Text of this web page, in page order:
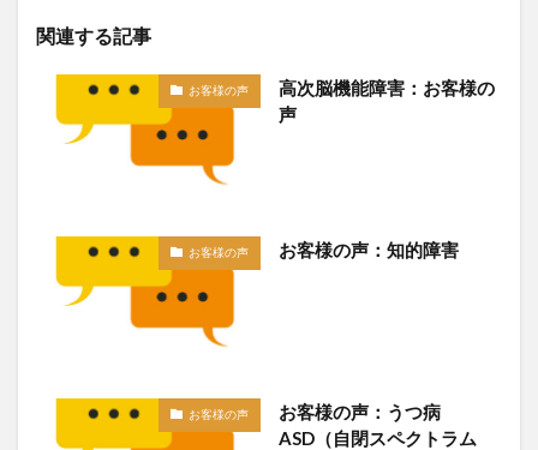
関連する記事
お客様の声
高次脳機能障害：お客様の
声
お客様の声 お客様の声：知的障害
お客様の声
お客様の声：うつ病
ASD（自閉スペクトラム